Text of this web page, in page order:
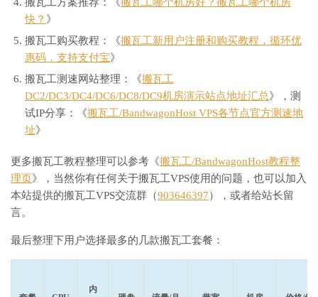
快？ 》
搬瓦工购买教程：《搬瓦工新用户注册和购买教程，循环优
惠码，支持支付宝》
搬瓦工测速网站整理：《搬瓦工
DC2/DC3/DC4/DC6/DC8/DC9机房演示站点地址汇总》，测
试IP分享：《搬瓦工/BandwagonHost VPS各节点官方测速地
址》
更多搬瓦工教程整理可以参考《搬瓦工/BandwagonHost教程整
理页》，当然你有任何关于搬瓦工VPS使用的问题，也可以加入
本站提供的搬瓦工VPS交流群（903646397），或者给站长留
言。
最后整理下用户选择最多的几款搬瓦工套餐：
内